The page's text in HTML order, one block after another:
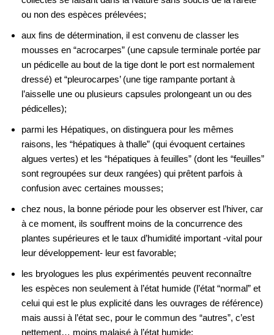
ou non des espèces prélevées;
aux fins de détermination, il est convenu de classer les
mousses en “acrocarpes” (une capsule terminale portée par
un pédicelle au bout de la tige dont le port est normalement
dressé) et “pleurocarpes’ (une tige rampante portant à
l’aisselle une ou plusieurs capsules prolongeant un ou des
pédicelles);
parmi les Hépatiques, on distinguera pour les mêmes
raisons, les “hépatiques à thalle” (qui évoquent certaines
algues vertes) et les “hépatiques à feuilles” (dont les “feuilles”
sont regroupées sur deux rangées) qui prêtent parfois à
confusion avec certaines mousses;
chez nous, la bonne période pour les observer est l’hiver, car
à ce moment, ils souffrent moins de la concurrence des
plantes supérieures et le taux d’humidité important -vital pour
leur développement- leur est favorable;
les bryologues les plus expérimentés peuvent reconnaître
les espèces non seulement à l’état humide (l’état “normal” et
celui qui est le plus explicité dans les ouvrages de référence)
mais aussi à l’état sec, pour le commun des “autres”, c’est
nettement… moins malaisé à l’état humide;